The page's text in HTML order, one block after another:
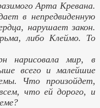
Арта Кревана.
в непредвиденную
нарушает закон.
либо Клеймо. То
нарисовала мир, в
всего и малейшие
Что произойдет,
что ей дорого, и